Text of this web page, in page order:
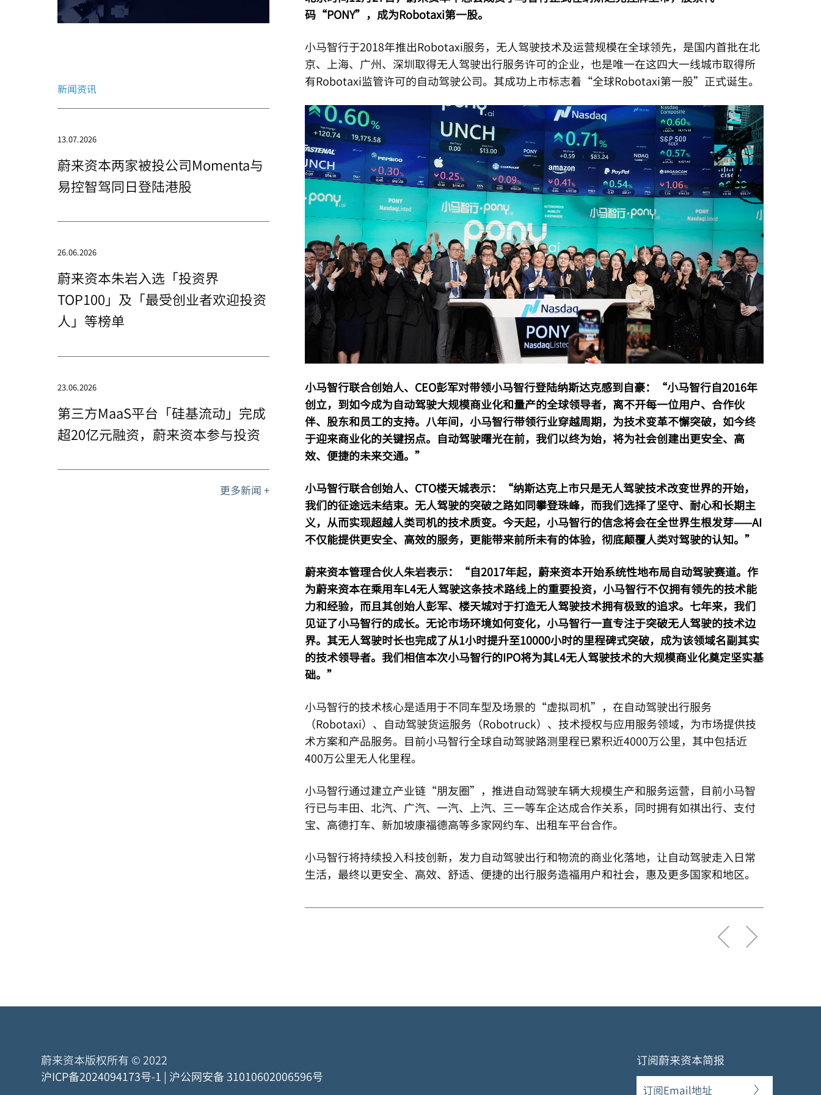
新闻资讯
13.07.2026
蔚来资本两家被投公司Momenta与
易控智驾同日登陆港股
26.06.2026
蔚来资本朱岩入选「投资界
TOP100」及「最受创业者欢迎投资
人」等榜单
23.06.2026
第三方MaaS平台「硅基流动」完成
超20亿元融资，蔚来资本参与投资
更多新闻 +
码“PONY”，成为Robotaxi第一股。
小马智行于2018年推出Robotaxi服务，无人驾驶技术及运营规模在全球领先，是国内首批在北
京、上海、广州、深圳取得无人驾驶出行服务许可的企业，也是唯一在这四大一线城市取得所
有Robotaxi监管许可的自动驾驶公司。其成功上市标志着“全球Robotaxi第一股”正式诞生。
小马智行联合创始人、CEO彭军对带领小马智行登陆纳斯达克感到自豪：“小马智行自2016年
创立，到如今成为自动驾驶大规模商业化和量产的全球领导者，离不开每一位用户、合作伙
伴、股东和员工的支持。八年间，小马智行带领行业穿越周期，为技术变革不懈突破，如今终
于迎来商业化的关键拐点。自动驾驶曙光在前，我们以终为始，将为社会创建出更安全、高
效、便捷的未来交通。”
小马智行联合创始人、CTO楼天城表示：“纳斯达克上市只是无人驾驶技术改变世界的开始，
我们的征途远未结束。无人驾驶的突破之路如同攀登珠峰，而我们选择了坚守、耐心和长期主
义，从而实现超越人类司机的技术质变。今天起，小马智行的信念将会在全世界生根发芽——AI
不仅能提供更安全、高效的服务，更能带来前所未有的体验，彻底颠覆人类对驾驶的认知。”
蔚来资本管理合伙人朱岩表示：“自2017年起，蔚来资本开始系统性地布局自动驾驶赛道。作
为蔚来资本在乘用车L4无人驾驶这条技术路线上的重要投资，小马智行不仅拥有领先的技术能
力和经验，而且其创始人彭军、楼天城对于打造无人驾驶技术拥有极致的追求。七年来，我们
见证了小马智行的成长。无论市场环境如何变化，小马智行一直专注于突破无人驾驶的技术边
界。其无人驾驶时长也完成了从1小时提升至10000小时的里程碑式突破，成为该领域名副其实
的技术领导者。我们相信本次小马智行的IPO将为其L4无人驾驶技术的大规模商业化奠定坚实基
础。”
小马智行的技术核心是适用于不同车型及场景的“虚拟司机”，在自动驾驶出行服务
（Robotaxi）、自动驾驶货运服务（Robotruck）、技术授权与应用服务领域，为市场提供技
术方案和产品服务。目前小马智行全球自动驾驶路测里程已累积近4000万公里，其中包括近
400万公里无人化里程。
小马智行通过建立产业链“朋友圈”，推进自动驾驶车辆大规模生产和服务运营，目前小马智
行已与丰田、北汽、广汽、一汽、上汽、三一等车企达成合作关系，同时拥有如祺出行、支付
宝、高德打车、新加坡康福德高等多家网约车、出租车平台合作。
小马智行将持续投入科技创新，发力自动驾驶出行和物流的商业化落地，让自动驾驶走入日常
生活，最终以更安全、高效、舒适、便捷的出行服务造福用户和社会，惠及更多国家和地区。
订阅蔚来资本简报
蔚来资本版权所有 © 2022
沪ICP备2024094173号-1 | 沪公网安备 31010602006596号